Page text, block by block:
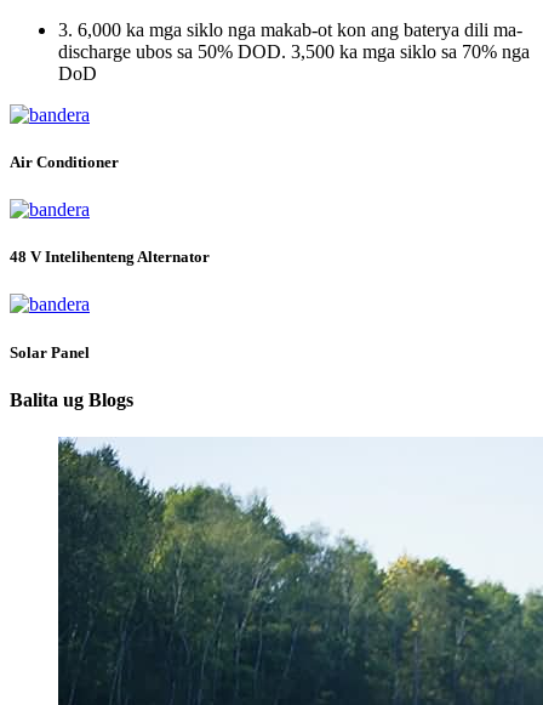
3. 6,000 ka mga siklo nga makab-ot kon ang baterya dili ma-
discharge ubos sa 50% DOD. 3,500 ka mga siklo sa 70% nga
DoD
Air Conditioner
48 V Intelihenteng Alternator
Solar Panel
Balita ug Blogs